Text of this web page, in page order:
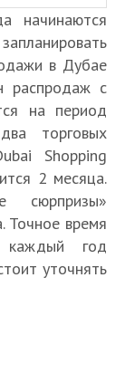
начинаются
в Дубае
распродаж с
на период
торговых
Shopping
2 месяца.
сюрпризы»
Точное время
каждый год
уточнять